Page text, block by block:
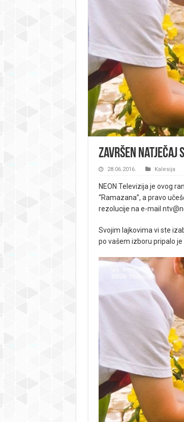
Završen natječaj
28.06.2016. Kalesija
NEON Televizija je ovog
“Ramazana”, a pravo
rezolucije na e-mail
Svojim lajkovima vi ste
po vašem izboru pripalo je